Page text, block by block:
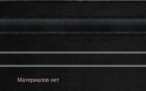
Материалов нет